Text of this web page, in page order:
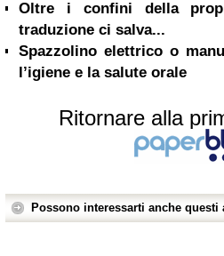
Oltre i confini della
traduzione ci salva...
Spazzolino elettrico o
l’igiene e la salute orale
Ritornare alla
Possono interessarti anche questi